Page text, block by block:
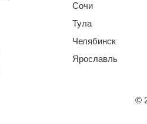
Сочи
Тула
Челябинск
Ярославль
©